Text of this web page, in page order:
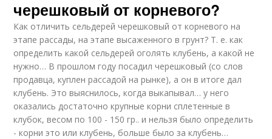
черешковый от корневого?
Как отличить сельдерей черешковый от корневого на
этапе рассады, на этапе высаженного в грунт? Т. е. как
определить какой сельдерей оголять клубень, а какой не
нужно… В прошлом году посадил черешковый (со слов
продавца, куплен рассадой на рынке), а он в итоге дал
клубень. Это выяснилось, когда выкапывал… у него
оказались достаточно крупные корни сплетенные в
клубок, весом по 100 - 150 гр.. и нельзя было определить
- корни это или клубень, больше было за клубень…